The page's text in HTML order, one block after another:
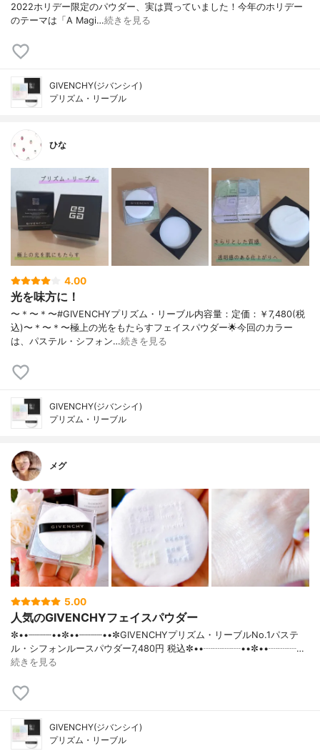
2022ホリデー限定のパウダー、実は買っていました！今年のホリデー
のテーマは「A Magi…続きを見る
GIVENCHY(ジバンシイ)
プリズム・リーブル
ひな
4.00
光を味方に！
〜＊〜＊〜#GIVENCHYプリズム・リーブル内容量：定価：￥7,480(税
込)〜＊〜＊〜極上の光をもたらすフェイスパウダー🌟今回のカラー
は、パステル・シフォン…続きを見る
GIVENCHY(ジバンシイ)
プリズム・リーブル
メグ
5.00
人気のGIVENCHYフェイスパウダー
✼••┈┈┈┈••✼••┈┈┈┈••✼GIVENCHYプリズム・リーブルNo.1パステ
ル・シフォンルースパウダー7,480円 税込✼••┈┈┈┈••✼••┈┈┈…
続きを見る
GIVENCHY(ジバンシイ)
プリズム・リーブル